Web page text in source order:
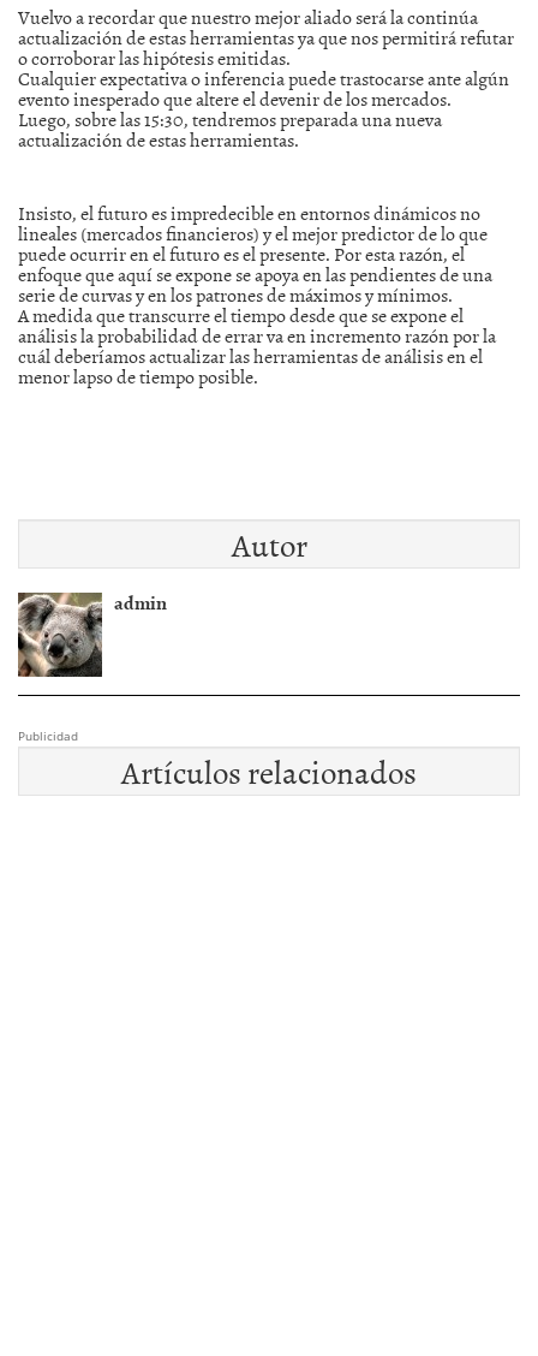
Vuelvo a recordar que nuestro mejor aliado será la continúa
actualización de estas herramientas ya que nos permitirá refutar
o corroborar las hipótesis emitidas.
Cualquier expectativa o inferencia puede trastocarse ante algún
evento inesperado que altere el devenir de los mercados.
Luego, sobre las 15:30, tendremos preparada una nueva
actualización de estas herramientas.
Insisto, el futuro es impredecible en entornos dinámicos no
lineales (mercados financieros) y el mejor predictor de lo que
puede ocurrir en el futuro es el presente. Por esta razón, el
enfoque que aquí se expone se apoya en las pendientes de una
serie de curvas y en los patrones de máximos y mínimos.
A medida que transcurre el tiempo desde que se expone el
análisis la probabilidad de errar va en incremento razón por la
cuál deberíamos actualizar las herramientas de análisis en el
menor lapso de tiempo posible.
Autor
admin
Publicidad
Artículos relacionados